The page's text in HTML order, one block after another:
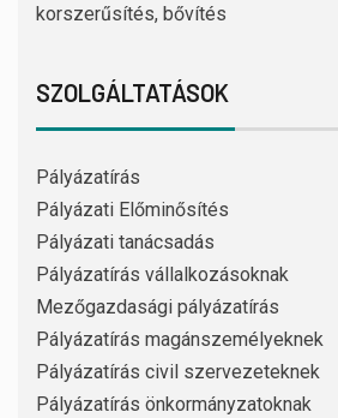
korszerűsítés, bővítés
SZOLGÁLTATÁSOK
Pályázatírás
Pályázati Előminősítés
Pályázati tanácsadás
Pályázatírás vállalkozásoknak
Mezőgazdasági pályázatírás
Pályázatírás magánszemélyeknek
Pályázatírás civil szervezeteknek
Pályázatírás önkormányzatoknak